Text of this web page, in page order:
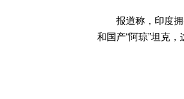
报道称，印度拥
和国产“阿琼”坦克